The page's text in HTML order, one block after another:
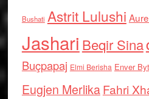
Bushati Astrit Lulushi
Jashari Beqir Sina
Buçpapaj Elmi Berisha Enver
Eugjen MerlikaFahri